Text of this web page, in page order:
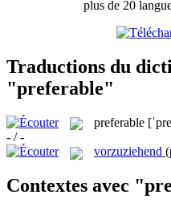
plus de 20
Traductions du
"preferable"
preferable
- / -
vorzuziehend
Contextes avec